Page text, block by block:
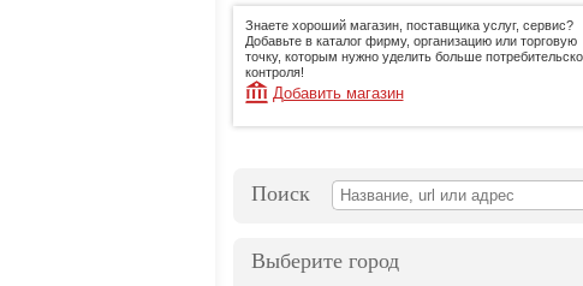
Знаете хороший магазин, поставщика услуг, сервис?
Добавьте в каталог фирму, организацию или торговую
точку, которым нужно уделить больше
контроля!
Добавить магазин
Поиск
Выберите город